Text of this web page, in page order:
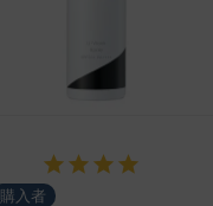
購入者